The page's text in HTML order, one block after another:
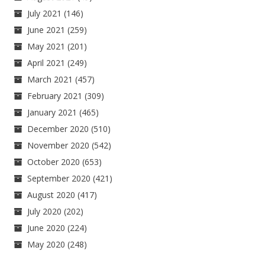
July 2021 (146)
June 2021 (259)
May 2021 (201)
April 2021 (249)
March 2021 (457)
February 2021 (309)
January 2021 (465)
December 2020 (510)
November 2020 (542)
October 2020 (653)
September 2020 (421)
August 2020 (417)
July 2020 (202)
June 2020 (224)
May 2020 (248)